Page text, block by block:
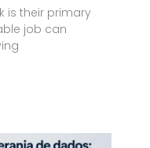
is their primary
job can